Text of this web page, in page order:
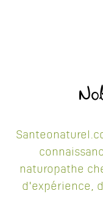
naturopathe
d'expérience,